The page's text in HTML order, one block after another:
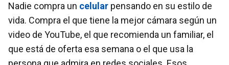
Nadie compra un celular pensando en su estilo de
vida. Compra el que tiene la mejor cámara según un
video de YouTube, el que recomienda un familiar, el
que está de oferta esa semana o el que usa la